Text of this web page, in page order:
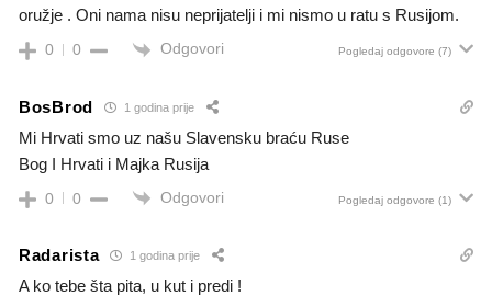
oružje . Oni nama nisu neprijatelji i mi nismo u ratu s Rusijom.
0 0 Odgovori Pogledaj odgovore (7)
BosBrod 1 godina prije
Mi Hrvati smo uz našu Slavensku braću Ruse
Bog I Hrvati i Majka Rusija
0 0 Odgovori Pogledaj odgovore (1)
Radarista 1 godina prije
A ko tebe šta pita, u kut i predi !